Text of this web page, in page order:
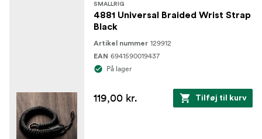
SMALLRIG
4881 Universal Braided Wrist Strap
Black
Artikel nummer 129912
EAN 6941590019437
På lager
119,00 kr. Tilføj til kurv